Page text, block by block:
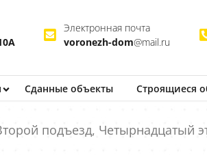
Электронная почта
voronezh-dom@mail.ru
Сданные объекты Строящиеся
подъезд, Четырнадцатый